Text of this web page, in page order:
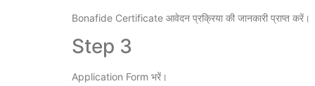
Bonafide Certificate आवेदन प्रक्रिया की जानकारी प्राप्त करें।
Step 3
Application Form भरें।